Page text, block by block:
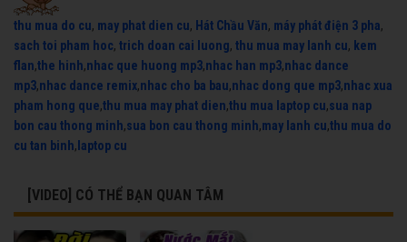
thu mua do cu, may phat dien cu, Hát Chầu Văn, máy phát điện 3 pha,
sach toi pham hoc, trich doan cai luong, thu mua may lanh cu, kem
flan,the hinh,nhac que huong mp3,nhac han mp3,nhac dance
mp3,nhac dance remix,nhac cho ba bau,nhac dong que mp3,nhac xua
pham hong que,thu mua may phat dien,thu mua laptop cu,sua nap
bon cau thong minh,sua bon cau thong minh,may lanh cu,thu mua do
cu tan binh, laptop cu
[VIDEO] CÓ THỂ BẠN QUAN TÂM